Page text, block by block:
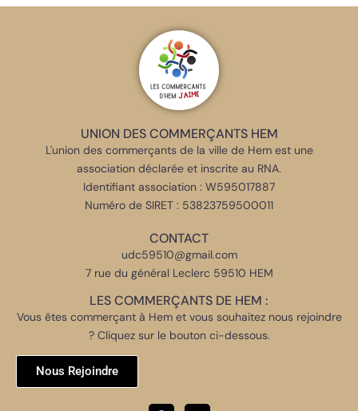
UNION DES COMMERÇANTS HEM
L'union des commerçants de la ville de Hem est une
association déclarée et inscrite au RNA.
Identifiant association : W595017887
Numéro de SIRET : 53823759500011
CONTACT
udc59510@gmail.com
7 rue du général Leclerc 59510 HEM
LES COMMERÇANTS DE HEM :
Vous êtes commerçant à Hem et vous souhaitez nous rejoindre
? Cliquez sur le bouton ci-dessous.
Nous Rejoindre